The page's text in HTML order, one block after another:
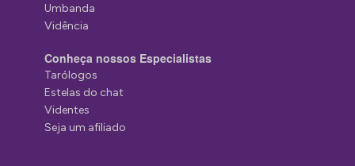
Umbanda
Vidência
Conheça nossos Especialistas
Tarólogos
Estelas do chat
Videntes
Seja um afiliado